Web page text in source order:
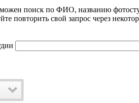
поиск по ФИО, названию
повторить свой запрос через